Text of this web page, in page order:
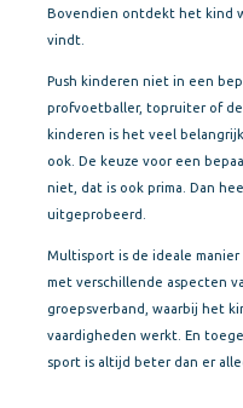
Bovendien ontdekt het kind
vindt.
Push kinderen niet in een
profvoetballer, topruiter of
kinderen is het veel
ook. De keuze voor een
niet, dat is ook prima. Dan
uitgeprobeerd.
Multisport is de ideale
met verschillende aspecten
groepsverband, waarbij het
vaardigheden werkt. En
sport is altijd beter dan er